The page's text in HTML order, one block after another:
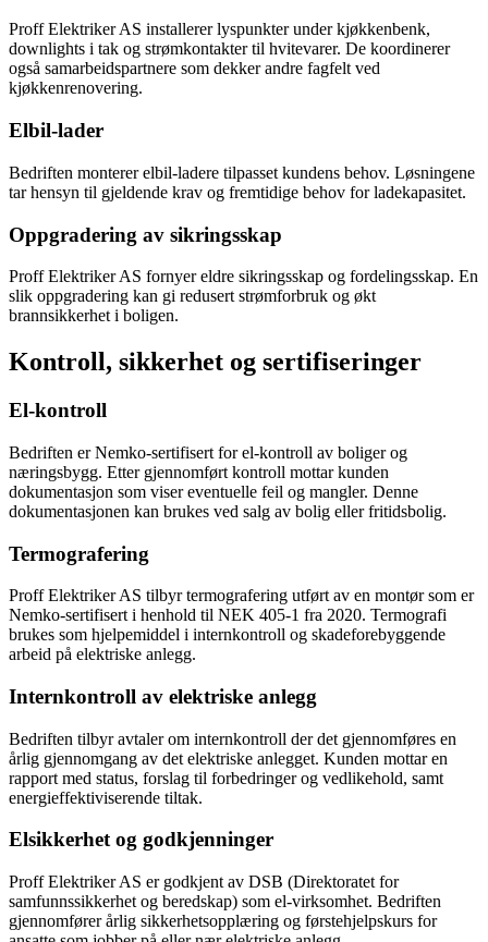
Proff Elektriker AS installerer lyspunkter under kjøkkenbenk,
downlights i tak og strømkontakter til hvitevarer. De koordinerer
også samarbeidspartnere som dekker andre fagfelt ved
kjøkkenrenovering.
Elbil-lader
Bedriften monterer elbil-ladere tilpasset kundens behov. Løsningene
tar hensyn til gjeldende krav og fremtidige behov for ladekapasitet.
Oppgradering av sikringsskap
Proff Elektriker AS fornyer eldre sikringsskap og fordelingsskap. En
slik oppgradering kan gi redusert strømforbruk og økt
brannsikkerhet i boligen.
Kontroll, sikkerhet og sertifiseringer
El-kontroll
Bedriften er Nemko-sertifisert for el-kontroll av boliger og
næringsbygg. Etter gjennomført kontroll mottar kunden
dokumentasjon som viser eventuelle feil og mangler. Denne
dokumentasjonen kan brukes ved salg av bolig eller fritidsbolig.
Termografering
Proff Elektriker AS tilbyr termografering utført av en montør som er
Nemko-sertifisert i henhold til NEK 405-1 fra 2020. Termografi
brukes som hjelpemiddel i internkontroll og skadeforebyggende
arbeid på elektriske anlegg.
Internkontroll av elektriske anlegg
Bedriften tilbyr avtaler om internkontroll der det gjennomføres en
årlig gjennomgang av det elektriske anlegget. Kunden mottar en
rapport med status, forslag til forbedringer og vedlikehold, samt
energieffektiviserende tiltak.
Elsikkerhet og godkjenninger
Proff Elektriker AS er godkjent av DSB (Direktoratet for
samfunnssikkerhet og beredskap) som el-virksomhet. Bedriften
gjennomfører årlig sikkerhetsopplæring og førstehjelpskurs for